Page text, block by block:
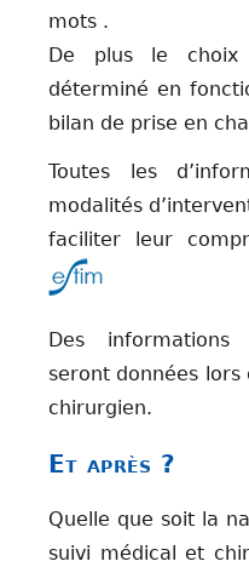
mots .
De plus le choix
déterminé en
bilan de prise en
Toutes les
modalités
Des informations
seront données lors
chirurgien.
Et après ?
Quelle que soit la
suivi médical et